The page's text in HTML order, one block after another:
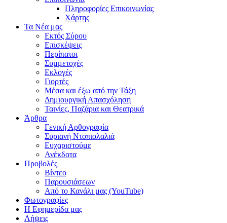
Πληροφορίες Επικοινωνίας
Χάρτης
Τα Νέα μας
Εκτός Σύρου
Επισκέψεις
Περίπατοι
Συμμετοχές
Εκλογές
Γιορτές
Μέσα και έξω από την Τάξη
Δημιουργική Απασχόληση
Ταινίες, Παζάρια και Θεατρικά
Άρθρα
Γενική Αρθογραφία
Συριανή Ντοπιολαλιά
Ευχαριστούμε
Ανέκδοτα
Προβολές
Βίντεο
Παρουσιάσεων
Από το Κανάλι μας (YouTube)
Φωτογραφίες
Η Εφημερίδα μας
Λήψεις